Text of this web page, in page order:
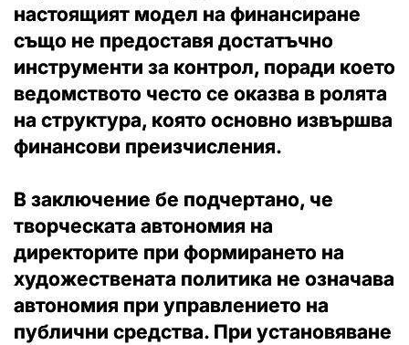
настоящият модел на финансиране
също не предоставя достатъчно
инструменти за контрол, поради което
ведомството често се оказва в ролята
на структура, която основно извършва
финансови преизчисления.
В заключение бе подчертано, че
творческата автономия на
директорите при формирането на
художествената политика не означава
автономия при управлението на
публични средства. При установяване